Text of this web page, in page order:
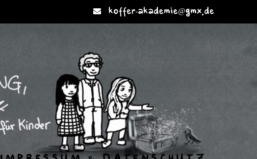
koffer-akademie@gmx.de